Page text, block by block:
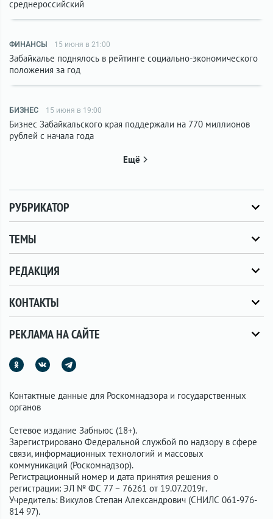
среднероссийский
ФИНАНСЫ 15 июня в 21:00
Забайкалье поднялось в рейтинге социально-экономического
положения за год
БИЗНЕС 15 июня в 19:00
Бизнес Забайкальского края поддержали на 770 миллионов
рублей с начала года
Ещё
РУБРИКАТОР
ТЕМЫ
РЕДАКЦИЯ
КОНТАКТЫ
РЕКЛАМА НА САЙТЕ
Контактные данные для Роскомнадзора и государственных
органов
Сетевое издание Забньюс (18+).
Зарегистрировано Федеральной службой по надзору в сфере
связи, информационных технологий и массовых
коммуникаций (Роскомнадзор).
Регистрационный номер и дата принятия решения о
регистрации: ЭЛ № ФС 77 – 76261 от 19.07.2019г.
Учредитель: Викулов Степан Александрович (СНИЛС 061-976-
814 97).